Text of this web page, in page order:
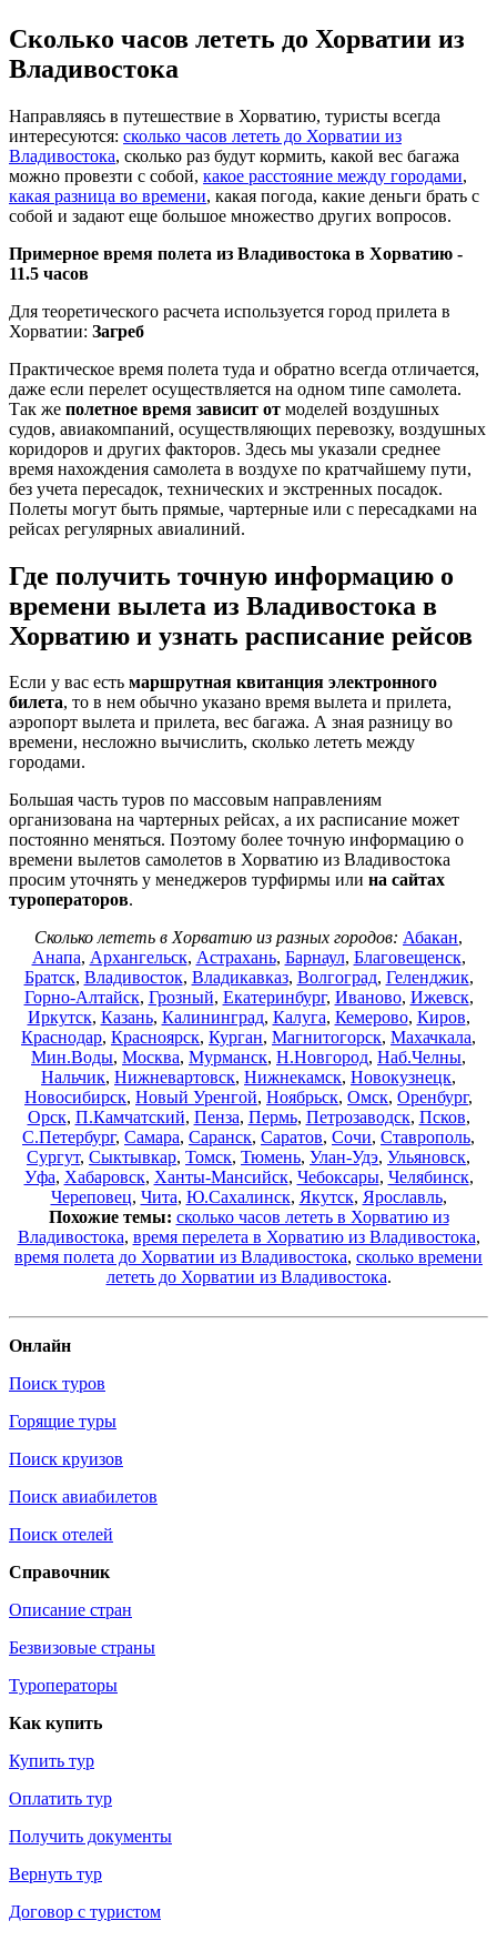
Сколько часов лететь до Хорватии из
Владивостока
Направляясь в путешествие в Хорватию, туристы всегда
интересуются: сколько часов лететь до Хорватии из
Владивостока, сколько раз будут кормить, какой вес багажа
можно провезти с собой, какое расстояние между городами,
какая разница во времени, какая погода, какие деньги брать с
собой и задают еще большое множество других вопросов.
Примерное время полета из Владивостока в Хорватию -
11.5 часов
Для теоретического расчета используется город прилета в
Хорватии: Загреб
Практическое время полета туда и обратно всегда отличается,
даже если перелет осуществляется на одном типе самолета.
Так же полетное время зависит от моделей воздушных
судов, авиакомпаний, осуществляющих перевозку, воздушных
коридоров и других факторов. Здесь мы указали среднее
время нахождения самолета в воздухе по кратчайшему пути,
без учета пересадок, технических и экстренных посадок.
Полеты могут быть прямые, чартерные или с пересадками на
рейсах регулярных авиалиний.
Где получить точную информацию о
времени вылета из Владивостока в
Хорватию и узнать расписание рейсов
Если у вас есть маршрутная квитанция электронного
билета, то в нем обычно указано время вылета и прилета,
аэропорт вылета и прилета, вес багажа. А зная разницу во
времени, несложно вычислить, сколько лететь между
городами.
Большая часть туров по массовым направлениям
организована на чартерных рейсах, а их расписание может
постоянно меняться. Поэтому более точную информацию о
времени вылетов самолетов в Хорватию из Владивостока
просим уточнять у менеджеров турфирмы или на сайтах
туроператоров.
Сколько лететь в Хорватию из разных городов: Абакан,
Анапа, Архангельск, Астрахань, Барнаул, Благовещенск,
Братск, Владивосток, Владикавказ, Волгоград, Геленджик,
Горно-Алтайск, Грозный, Екатеринбург, Иваново, Ижевск,
Иркутск, Казань, Калининград, Калуга, Кемерово, Киров,
Краснодар, Красноярск, Курган, Магнитогорск, Махачкала,
Мин.Воды, Москва, Мурманск, Н.Новгород, Наб.Челны,
Нальчик, Нижневартовск, Нижнекамск, Новокузнецк,
Новосибирск, Новый Уренгой, Ноябрьск, Омск, Оренбург,
Орск, П.Камчатский, Пенза, Пермь, Петрозаводск, Псков,
С.Петербург, Самара, Саранск, Саратов, Сочи, Ставрополь,
Сургут, Сыктывкар, Томск, Тюмень, Улан-Удэ, Ульяновск,
Уфа, Хабаровск, Ханты-Мансийск, Чебоксары, Челябинск,
Череповец, Чита, Ю.Сахалинск, Якутск, Ярославль,
Похожие темы: сколько часов лететь в Хорватию из
Владивостока, время перелета в Хорватию из Владивостока,
время полета до Хорватии из Владивостока, сколько времени
лететь до Хорватии из Владивостока.
Онлайн
Поиск туров
Горящие туры
Поиск круизов
Поиск авиабилетов
Поиск отелей
Справочник
Описание стран
Безвизовые страны
Туроператоры
Как купить
Купить тур
Оплатить тур
Получить документы
Вернуть тур
Договор с туристом